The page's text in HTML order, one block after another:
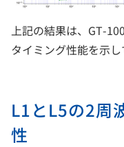
上記の結果は、GT-
タイミング性能を示し
L1とL5の2周
性